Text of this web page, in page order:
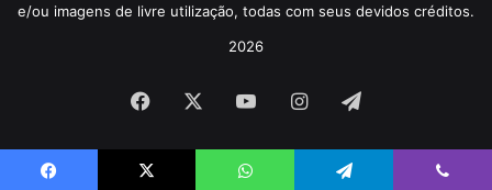
e/ou imagens de livre utilização, todas com seus devidos créditos.
2026
Facebook YouTubeInstagram